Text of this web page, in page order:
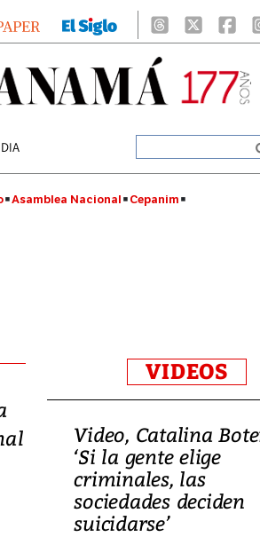
Asamblea Nacional Cepanim
VIDEOS
Video, Catalina
‘Si la gente elige
criminales, las
sociedades deciden
suicidarse’